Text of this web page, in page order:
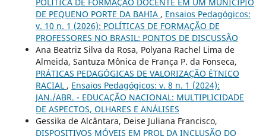
DE PEQUENO PORTE DA BAHIA , Ensaios Pedagógicos:
v. 10 n. 1 (2026): POLÍTICAS DE FORMAÇÃO DE
PROFESSORES NO BRASIL: PONTOS DE DISCUSSÃO
Ana Beatriz Silva da Rosa, Polyana Rachel Lima de
Almeida, Santuza Mônica de França P. da Fonseca,
PRÁTICAS PEDAGÓGICAS DE VALORIZAÇÃO ÉTNICO
RACIAL , Ensaios Pedagógicos: v. 8 n. 1 (2024):
JAN./ABR. - EDUCAÇÃO NACIONAL: MULTIPLICIDADE
DE ASPECTOS, OLHARES E ANÁLISES
Gessika de Alcântara, Deise Juliana Francisco,
DISPOSITIVOS MÓVEIS EM PROL DA INCLUSÃO DO